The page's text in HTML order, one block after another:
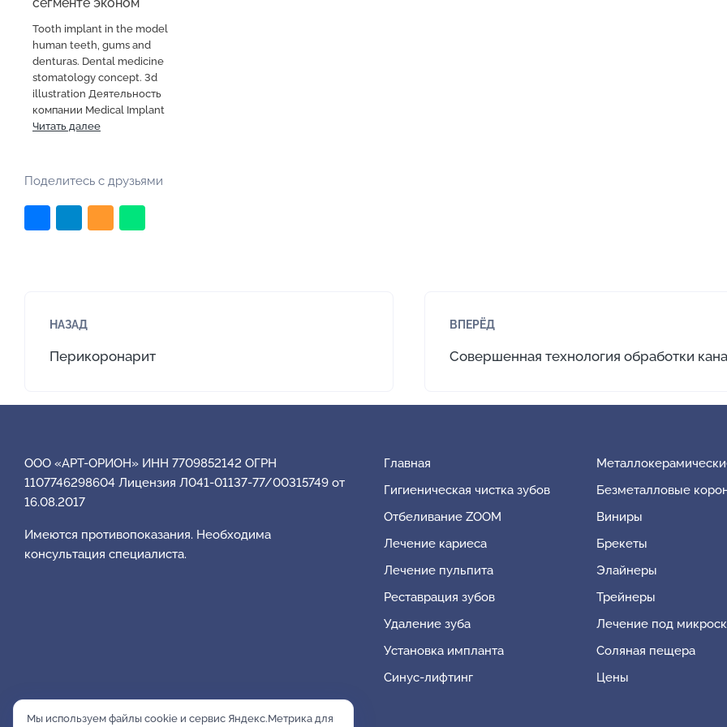
Tooth implant in the model
human teeth, gums and
denturas. Dental medicine
stomatology concept. 3d
illustration Деятельность
компании Medical Implant
Читать далее
Поделитесь с друзьями
НАЗАД
Перикоронарит
ВПЕРЁД
Совершенная технология обработки
ООО «АРТ-ОРИОН» ИНН 7709852142 ОГРН
1107746298604 Лицензия Л041-01137-77/00315749 от
16.08.2017
Имеются противопоказания. Необходима
консультация специалиста.
Главная
Гигиеническая чистка зубов
Отбеливание ZOOM
Лечение кариеса
Лечение пульпита
Реставрация зубов
Удаление зуба
Установка импланта
Синус-лифтинг
Безметалловые
Виниры
Брекеты
Элайнеры
Трейнеры
Лечение под
Соляная пещера
Цены
Мы используем файлы cookie и сервис Яндекс.Метрика для